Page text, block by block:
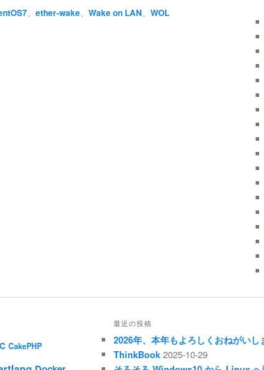
ether-wake Wake on LAN WOL
C CakePHP
最近の投稿
2026年、本年もよろしくおねがいし
ThinkBook 2025-10-29